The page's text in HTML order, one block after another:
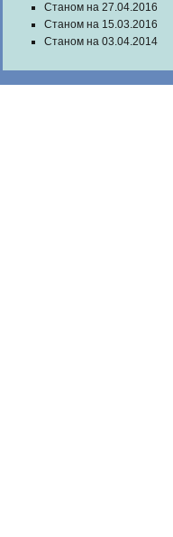
Станом на 27.04.2016
Станом на 15.03.2016
Станом на 03.04.2014